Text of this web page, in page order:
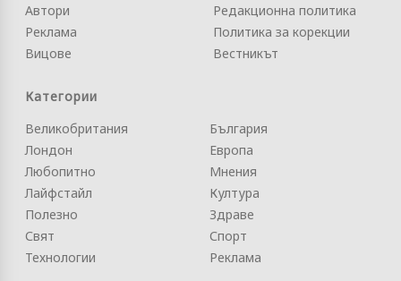
Автори
Реклама
Вицове
Редакционна политика
Политика за корекции
Вестникът
Категории
Великобритания
Лондон
Любопитно
Лайфстайл
Полезно
Свят
Технологии
България
Европа
Мнения
Култура
Здраве
Спорт
Реклама